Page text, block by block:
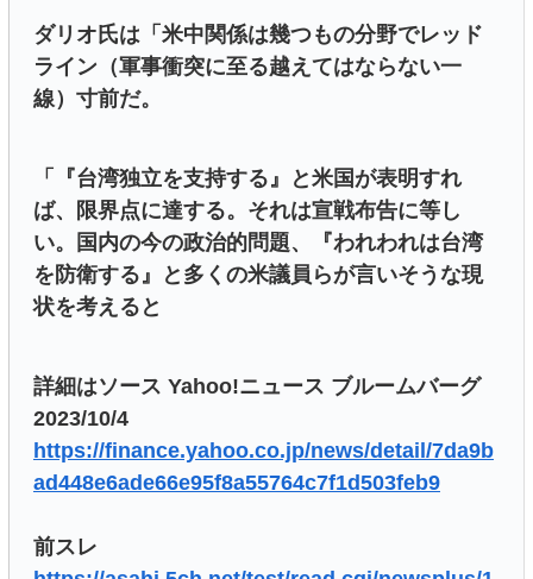
ダリオ氏は「米中関係は幾つもの分野でレッド
ライン（軍事衝突に至る越えてはならない一
線）寸前だ。
「『台湾独立を支持する』と米国が表明すれ
ば、限界点に達する。それは宣戦布告に等し
い。国内の今の政治的問題、『われわれは台湾
を防衛する』と多くの米議員らが言いそうな現
状を考えると
詳細はソース Yahoo!ニュース ブルームバーグ
2023/10/4
https://finance.yahoo.co.jp/news/detail/7da9b
ad448e6ade66e95f8a55764c7f1d503feb9
前スレ